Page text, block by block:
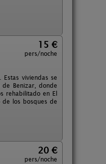
15 €
pers/noche
viviendas se
Benizar, donde
rehabilitado en El
de los bosques de
20 €
pers/noche